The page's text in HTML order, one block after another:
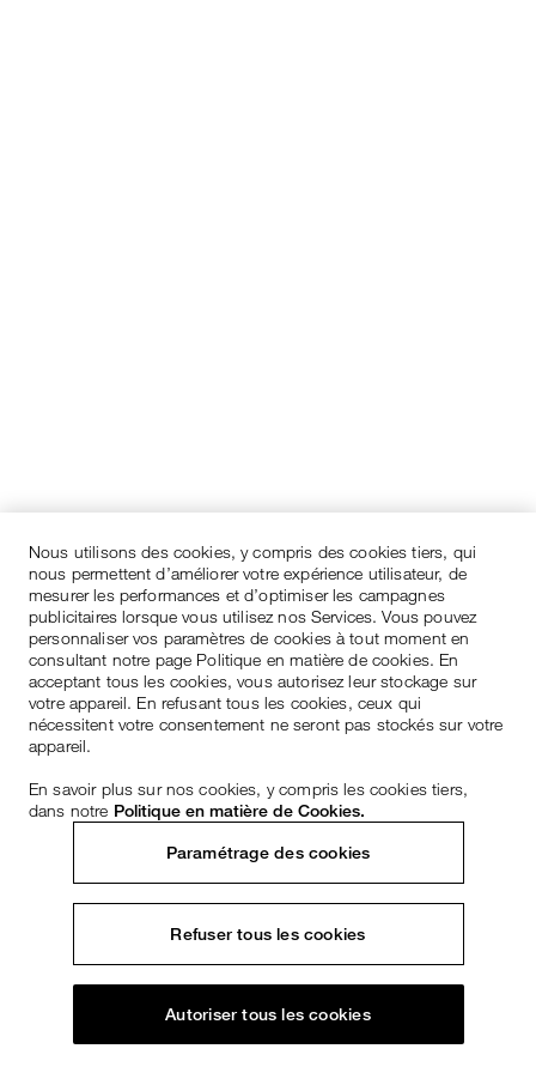
Nous utilisons des cookies, y compris des cookies tiers, qui
nous permettent d’améliorer votre expérience utilisateur, de
mesurer les performances et d’optimiser les campagnes
publicitaires lorsque vous utilisez nos Services. Vous pouvez
personnaliser vos paramètres de cookies à tout moment en
consultant notre page Politique en matière de cookies. En
acceptant tous les cookies, vous autorisez leur stockage sur
votre appareil. En refusant tous les cookies, ceux qui
nécessitent votre consentement ne seront pas stockés sur votre
appareil.
En savoir plus sur nos cookies, y compris les cookies tiers,
dans notre Politique en matière de Cookies.
Paramétrage des cookies
Refuser tous les cookies
Autoriser tous les cookies